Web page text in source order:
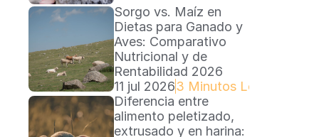
Sorgo vs. Maíz en
Dietas para Ganado y
Aves: Comparativo
Nutricional y de
Rentabilidad 2026
11 jul 20263 Minutos Lectura
Diferencia entre
alimento peletizado,
extrusado y en harina: